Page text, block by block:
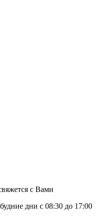
с Вами
дни с 08:30 до 17:00